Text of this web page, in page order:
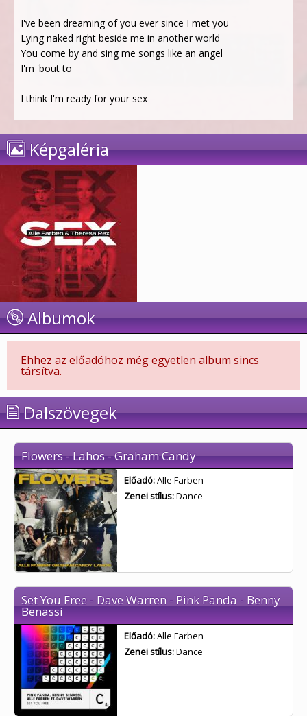
I've been dreaming of you ever since I met you
Lying naked right beside me in another world
You come by and sing me songs like an angel
I'm 'bout to
I think I'm ready for your sex
Képgaléria
Albumok
Ehhez az előadóhoz még egyetlen album sincs
társítva.
Dalszövegek
Flowers - Lahos - Graham Candy
Előadó:Alle Farben
Zenei stílus:Dance
Set You Free - Dave Warren - Pink Panda - Benny
Benassi
Előadó:Alle Farben
Zenei stílus:Dance